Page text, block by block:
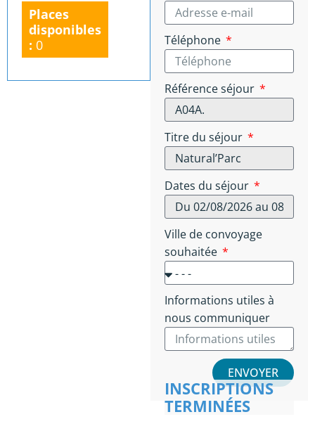
Places
disponibles
: 0 Téléphone
Référence séjour
Titre du séjour
Dates du séjour
Ville de convoyage
souhaitée
Informations utiles à
nous communiquer
ENVOYER
INSCRIPTIONS
TERMINÉES